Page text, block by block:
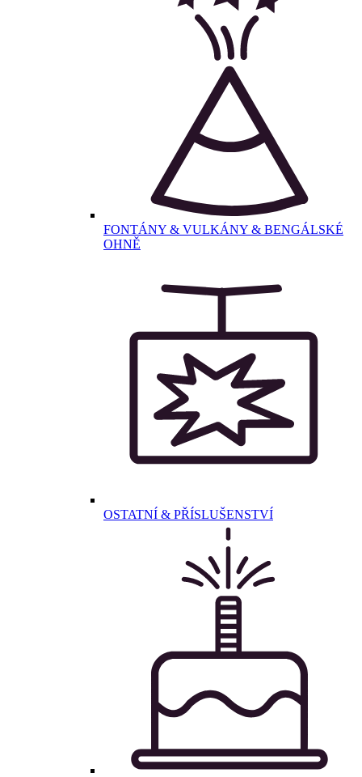
FONTÁNY & VULKÁNY & BENGÁLSKÉ
OHNĚ
OSTATNÍ & PŘÍSLUŠENSTVÍ